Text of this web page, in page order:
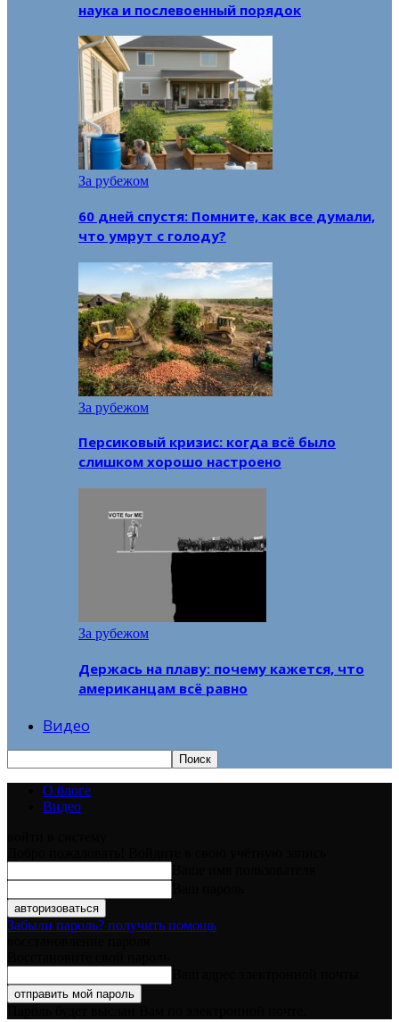
наука и послевоенный порядок
За рубежом
60 дней спустя: Помните, как все думали,
что умрут с голоду?
За рубежом
Персиковый кризис: когда всё было
слишком хорошо настроено
За рубежом
Держась на плаву: почему кажется, что
американцам всё равно
Видео
О блоге
Видео
Забыли пароль? получить помощь